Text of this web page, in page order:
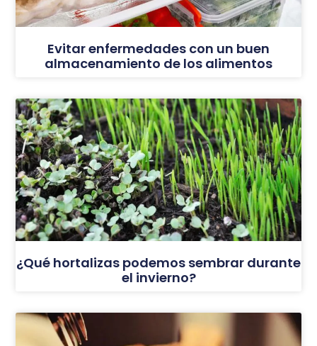
Evitar enfermedades con un buen
almacenamiento de los alimentos
¿Qué hortalizas podemos sembrar durante
el invierno?